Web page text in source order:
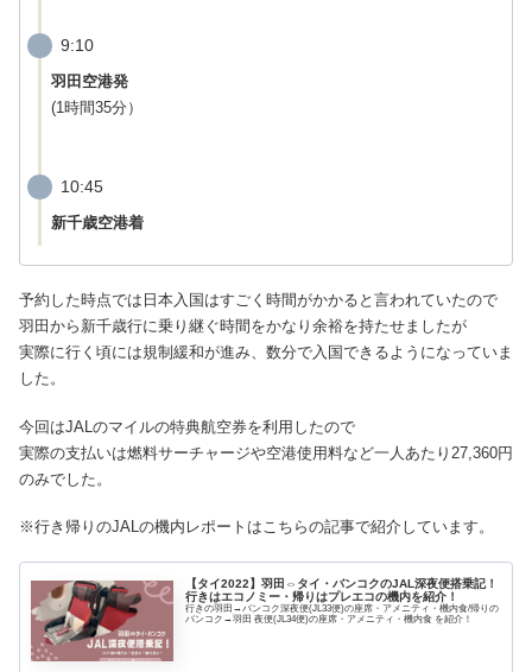
9:10
羽田空港発
(1時間35分）
10:45
新千歳空港着
予約した時点では日本入国はすごく時間がかかると言われていたので
羽田から新千歳行に乗り継ぐ時間をかなり余裕を持たせましたが
実際に行く頃には規制緩和が進み、数分で入国できるようになっていま
した。
今回はJALのマイルの特典航空券を利用したので
実際の支払いは燃料サーチャージや空港使用料など一人あたり27,360円
のみでした。
※行き帰りのJALの機内レポートはこちらの記事で紹介しています。
【タイ2022】羽田⇔タイ・バンコクのJAL深夜便搭乗記！
行きはエコノミー・帰りはプレエコの機内を紹介！
行きの羽田→バンコク深夜便(JL33便)の座席・アメニティ・機内食/帰りの
バンコク→羽田 夜便(JL34便)の座席・アメニティ・機内食 を紹介！